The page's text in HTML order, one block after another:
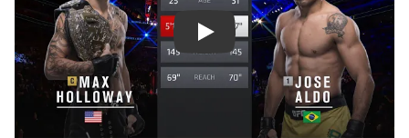
Смотреть видео YouTube